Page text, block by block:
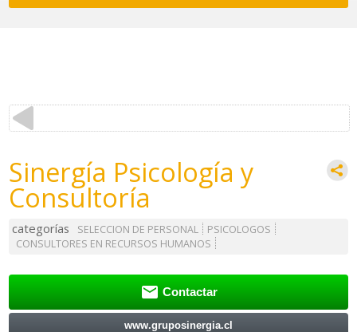
Sinergía Psicología y
Consultoría
categorías SELECCION DE PERSONAL
PSICOLOGOS
CONSULTORES EN RECURSOS HUMANOS
 Contactar
www.gruposinergia.cl